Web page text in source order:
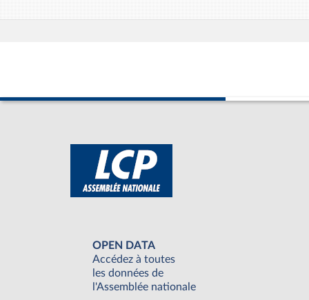
OPEN DATA
Accédez à toutes
les données de
l'Assemblée nationale